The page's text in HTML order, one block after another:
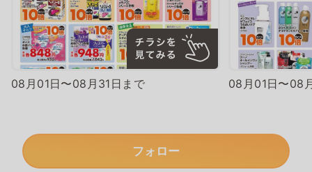
08月01日〜08月31日まで 08月01日〜08
フォロー